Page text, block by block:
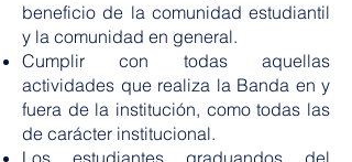
beneficio de la comunidad estudiantil
y la comunidad en general.
Cumplir con todas aquellas
actividades que realiza la Banda en y
fuera de la institución, como todas las
de carácter institucional.
Los estudiantes graduandos del